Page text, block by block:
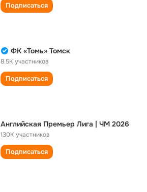
Подписаться
ФК «Томь» Томск
8.5K участников
Подписаться
Английская Премьер Лига | ЧМ 2026
130K участников
Подписаться